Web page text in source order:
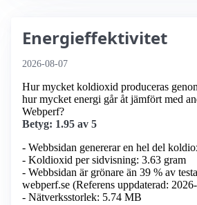
Energieffektivitet
2026-08-07
Hur mycket koldioxid produceras
hur mycket energi går åt jämfört med
Webperf?
Betyg: 1.95 av 5
- Webbsidan genererar en hel del
- Koldioxid per sidvisning: 3.63 gram
- Webbsidan är grönare än 39 % av
webperf.se (Referens uppdaterad:
- Nätverksstorlek: 5.74 MB